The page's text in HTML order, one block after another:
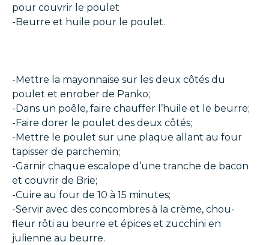
pour couvrir le poulet
-Beurre et huile pour le poulet.
-Mettre la mayonnaise sur les deux côtés du
poulet et enrober de Panko;
-Dans un poêle, faire chauffer l’huile et le beurre;
-Faire dorer le poulet des deux côtés;
-Mettre le poulet sur une plaque allant au four
tapisser de parchemin;
-Garnir chaque escalope d’une tranche de bacon
et couvrir de Brie;
-Cuire au four de 10 à 15 minutes;
-Servir avec des concombres à la crème, chou-
fleur rôti au beurre et épices et zucchini en
julienne au beurre.